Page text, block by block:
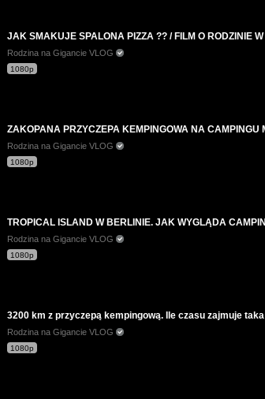
JAK SMAKUJE SPALONA PIZZA ?? / FILM O RODZINIE
Rodzina na Gigancie VLOG
1080p
ZAKOPANA PRZYCZEPA KEMPINGOWA NA CAMPINGU
Rodzina na Gigancie VLOG
1080p
TROPICAL ISLAND W BERLINIE. JAK WYGLĄDA
Rodzina na Gigancie VLOG
1080p
3200 km z przyczepą kempingową. Ile czasu zajmuje
Rodzina na Gigancie VLOG
1080p